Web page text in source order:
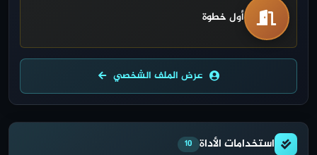
أول خطوة
عرض الملف الشخصي
استخدامات الأداة 10